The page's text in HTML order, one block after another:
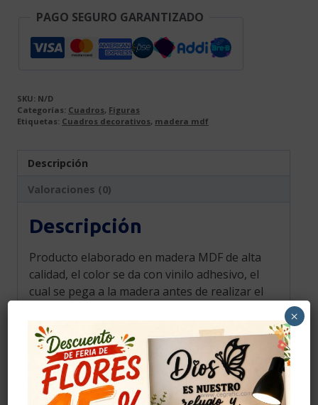
PAGO SEGURO GARANTIZADO
SKU: N/D
Categorías: Cuadros, Figuras
Etiquetas: Cuadros decorativos, madera mdf
Descripción
Valoraciones (0)
Descripción
Producto elaborado en madera MDF de alta
calidad, el color se da con vinilo adhesivo, el
cual se pega a la madera antes de realizar el
mostrado en la fotografía es una
aproximación al tono real.
Cuidados
Evitar golpes.
×